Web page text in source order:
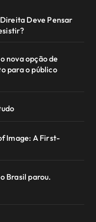
Deve Pensar
nova opção de
para o público
Image: A First-
Brasil parou.